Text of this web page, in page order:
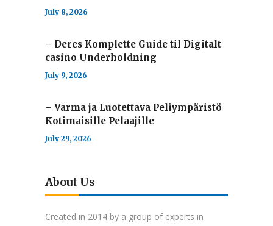
July 8, 2026
– Deres Komplette Guide til Digitalt
casino Underholdning
July 9, 2026
– Varma ja Luotettava Peliympäristö
Kotimaisille Pelaajille
July 29, 2026
About Us
Created in 2014 by a group of experts in